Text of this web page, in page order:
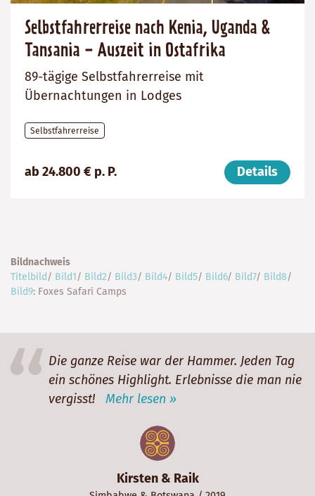
Selbstfahrerreise nach Kenia, Uganda &
Tansania - Auszeit in Ostafrika
89-tägige Selbstfahrerreise mit
Übernachtungen in Lodges
Selbstfahrerreise
ab 24.800 € p. P. Details
(ab):
89
Tansania,
Bildnachweis
Titelbild / Bild1/ Bild2/ Bild3/ Bild4/ Bild5/ Bild6/ Bild7/ Bild8/
Bild9: Foxes Safari Camps
Kirsten & Raik
Die ganze Reise war der Hammer. Jeden Tag
ein schönes Highlight. Erlebnisse die man nie
vergisst! Mehr lesen »